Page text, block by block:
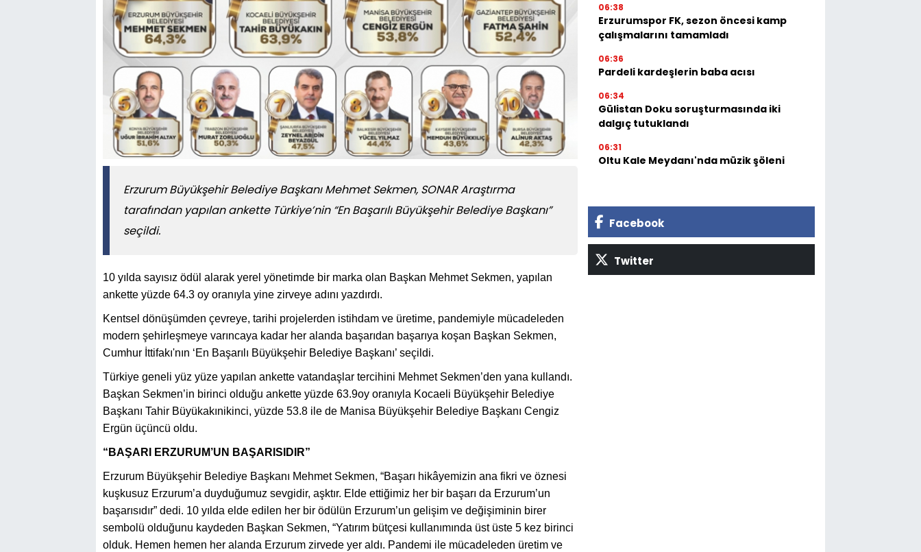
Erzurum Büyükşehir Belediye Başkanı Mehmet Sekmen, SONAR Araştırma
tarafından yapılan ankette Türkiye’nin “En Başarılı Büyükşehir Belediye Başkanı”
seçildi.
10 yılda sayısız ödül alarak yerel yönetimde bir marka olan Başkan Mehmet Sekmen, yapılan
ankette yüzde 64.3 oy oranıyla yine zirveye adını yazdırdı.
Kentsel dönüşümden çevreye, tarihi projelerden istihdam ve üretime, pandemiyle mücadeleden
modern şehirleşmeye varıncaya kadar her alanda başarıdan başarıya koşan Başkan Sekmen,
Cumhur İttifakı'nın ‘En Başarılı Büyükşehir Belediye Başkanı’ seçildi.
Türkiye geneli yüz yüze yapılan ankette vatandaşlar tercihini Mehmet Sekmen’den yana kullandı.
Başkan Sekmen’in birinci olduğu ankette yüzde 63.9oy oranıyla Kocaeli Büyükşehir Belediye
Başkanı Tahir Büyükakınikinci, yüzde 53.8 ile de Manisa Büyükşehir Belediye Başkanı Cengiz
Ergün üçüncü oldu.
“BAŞARI ERZURUM’UN BAŞARISIDIR”
Erzurum Büyükşehir Belediye Başkanı Mehmet Sekmen, “Başarı hikâyemizin ana fikri ve öznesi
kuşkusuz Erzurum’a duyduğumuz sevgidir, aşktır. Elde ettiğimiz her bir başarı da Erzurum’un
başarısıdır” dedi. 10 yılda elde edilen her bir ödülün Erzurum’un gelişim ve değişiminin birer
sembolü olduğunu kaydeden Başkan Sekmen, “Yatırım bütçesi kullanımında üst üste 5 kez birinci
olduk. Hemen hemen her alanda Erzurum zirvede yer aldı. Pandemi ile mücadeleden üretim ve
06:38
Erzurumspor FK, sezon öncesi kamp
çalışmalarını tamamladı
06:36
Pardeli kardeşlerin baba acısı
06:34
Gülistan Doku soruşturmasında iki
dalgıç tutuklandı
06:31
Oltu Kale Meydanı'nda müzik şöleni
Facebook
Twitter